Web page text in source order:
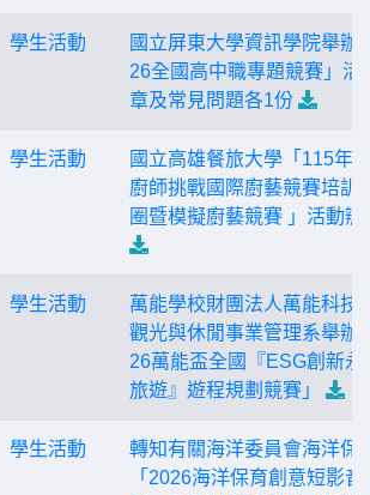
學生活動
國立屏東大學資訊學院舉辦
26全國高中職專題競賽」活
章及常見問題各1份
學生活動
國立高雄餐旅大學「115年
廚師挑戰國際廚藝競賽培訓
圈暨模擬廚藝競賽 」活動辦
學生活動
萬能學校財團法人萬能科技
觀光與休閒事業管理系舉辦
26萬能盃全國『ESG創新永
旅遊』遊程規劃競賽」
學生活動
轉知有關海洋委員會海洋保
「2026海洋保育創意短影音